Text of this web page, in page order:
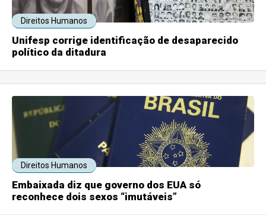
Direitos Humanos
Unifesp corrige identificação de desaparecido
político da ditadura
Direitos Humanos
Embaixada diz que governo dos EUA só
reconhece dois sexos “imutáveis”